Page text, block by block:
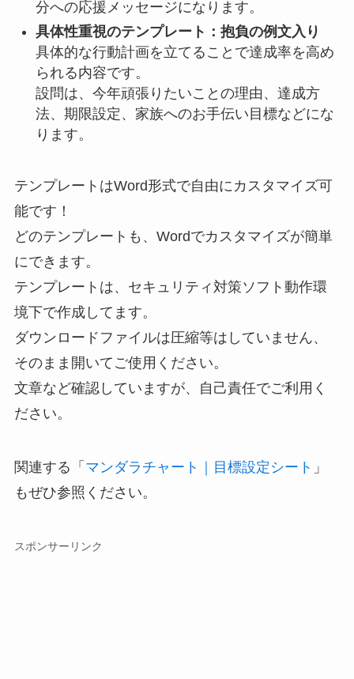
分への応援メッセージになります。
具体性重視のテンプレート：抱負の例文入り
具体的な行動計画を立てることで達成率を高め
られる内容です。
設問は、今年頑張りたいことの理由、達成方
法、期限設定、家族へのお手伝い目標などにな
ります。
テンプレートはWord形式で自由にカスタマイズ可
能です！
どのテンプレートも、Wordでカスタマイズが簡単
にできます。
テンプレートは、セキュリティ対策ソフト動作環
境下で作成してます。
ダウンロードファイルは圧縮等はしていません、
そのまま開いてご使用ください。
文章など確認していますが、自己責任でご利用く
ださい。
関連する「 マンダラチャート｜目標設定シート 」
もぜひ参照ください。
スポンサーリンク